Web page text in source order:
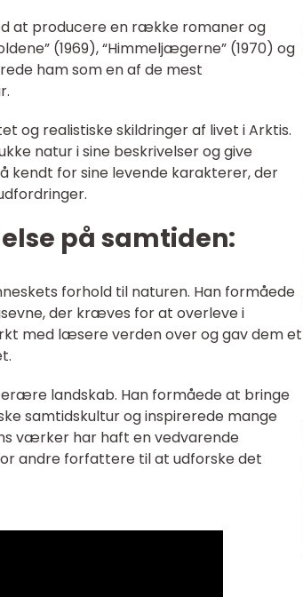
at producere en række romaner og
(1969), “Himmeljægerne” (1970) og
ham som en af de mest
og realistiske skildringer af livet i Arktis.
natur i sine beskrivelser og give
kendt for sine levende karakterer, der
på samtiden:
forhold til naturen. Han formåede
der kræves for at overleve i
med læsere verden over og gav dem et
landskab. Han formåede at bringe
samtidskultur og inspirerede mange
værker har haft en vedvarende
andre forfattere til at udforske det